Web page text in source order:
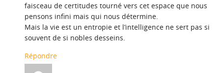
faisceau de certitudes tourné vers cet espace que nous
pensons infini mais qui nous détermine.
Mais la vie est un entropie et l’intelligence ne sert pas si
souvent de si nobles desseins.
Répondre